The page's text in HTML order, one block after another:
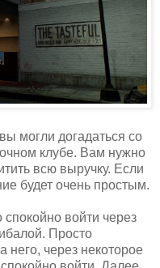
могли догадаться со
клубе. Вам нужно
всю выручку. Если
будет очень простым.
войти через
Просто
него, через некоторое